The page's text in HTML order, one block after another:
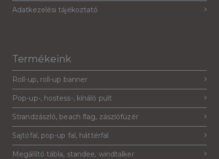
Adatkezelési tájékoztató
Termékeink
Roll-up, roll-up banner
Pop-up-, hostess-, kínáló pult
Strandzászló, beach flag, zászlófüzér
Sajtófal, pop-up fal, háttérfal
Megállító tábla, standee, windtalker